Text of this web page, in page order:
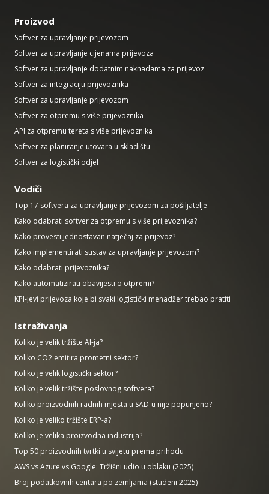
Proizvod
Softver za upravljanje prijevozom
Softver za upravljanje cijenama prijevoza
Softver za upravljanje dodatnim naknadama za prijevoz
Softver za integraciju prijevoznika
Softver za upravljanje prijevozom
Softver za otpremu s više prijevoznika
API za otpremu tereta s više prijevoznika
Softver za planiranje utovara u skladištu
Softver za logistički odjel
Vodiči
Top 17 softvera za upravljanje prijevozom za pošiljatelje
Kako odabrati softver za otpremu s više prijevoznika?
Kako provesti jednostavan natječaj za prijevoz?
Kako implementirati sustav za upravljanje prijevozom?
Kako odabrati prijevoznika?
Kako automatizirati obavijesti o otpremi?
KPI-jevi prijevoza koje bi svaki logistički menadžer trebao pratiti
Istraživanja
Koliko je velik tržište AI-ja?
Koliko CO2 emitira prometni sektor?
Koliko je velik logistički sektor?
Koliko je velik tržište poslovnog softvera?
Koliko proizvodnih radnih mjesta u SAD-u nije popunjeno?
Koliko je veliko tržište ERP-a?
Koliko je velika proizvodna industrija?
Top 50 proizvodnih tvrtki u svijetu prema prihodu
AWS vs Azure vs Google: Tržišni udio u oblaku (2025)
Broj podatkovnih centara po zemljama (studeni 2025)